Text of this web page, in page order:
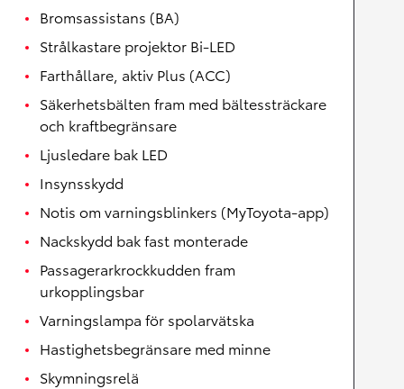
Bromsassistans (BA)
Strålkastare projektor Bi-LED
Farthållare, aktiv Plus (ACC)
Säkerhetsbälten fram med bältessträckare
och kraftbegränsare
Ljusledare bak LED
Insynsskydd
Notis om varningsblinkers (MyToyota-app)
Nackskydd bak fast monterade
Passagerarkrockkudden fram
urkopplingsbar
Varningslampa för spolarvätska
Hastighetsbegränsare med minne
Skymningsrelä